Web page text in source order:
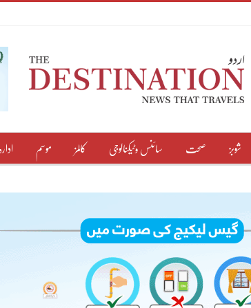
شوبز صحت سائنس وٹیکنالوجی کالمز موسم ادارہ